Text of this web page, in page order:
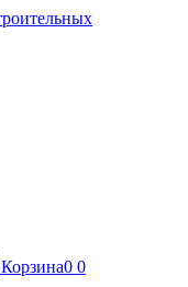
Корзина0 0